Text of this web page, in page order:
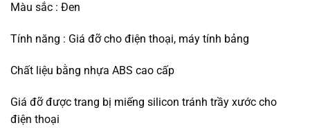
Màu sắc : Đen
Tính năng : Giá đỡ cho điện thoại, máy tính bảng
Chất liệu bằng nhựa ABS cao cấp
Giá đỡ được trang bị miếng silicon tránh trầy xước cho
điện thoại